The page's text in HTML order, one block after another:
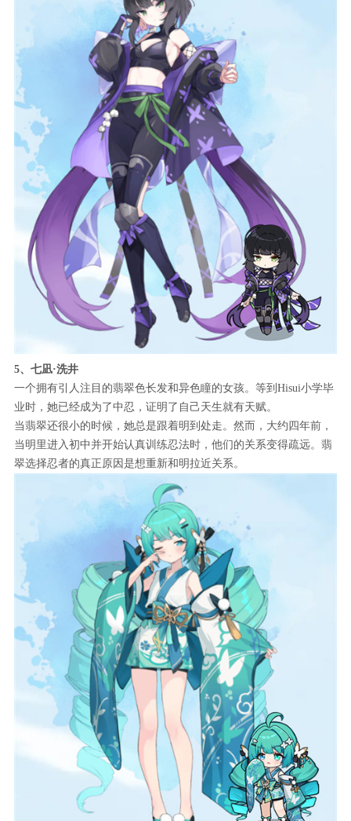
5、七凪·洗井
一个拥有引人注目的翡翠色长发和异色瞳的女孩。等到Hisui小学毕
业时，她已经成为了中忍，证明了自己天生就有天赋。
当翡翠还很小的时候，她总是跟着明到处走。然而，大约四年前，
当明里进入初中并开始认真训练忍法时，他们的关系变得疏远。翡
翠选择忍者的真正原因是想重新和明拉近关系。